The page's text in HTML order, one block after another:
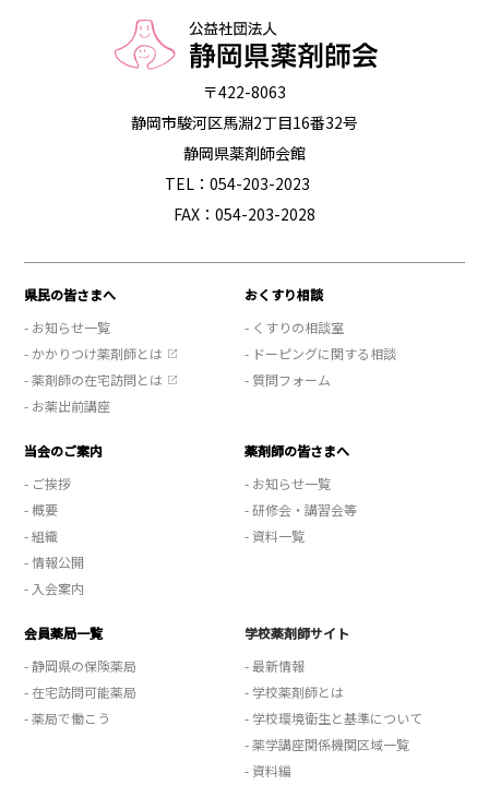
〒422-8063
静岡市駿河区馬淵2丁目16番32号
静岡県薬剤師会館
TEL：054-203-2023
FAX：054-203-2028
県民の皆さまへ
- お知らせ一覧
- かかりつけ薬剤師とは
- 薬剤師の在宅訪問とは
- お薬出前講座
おくすり相談
- くすりの相談室
- ドーピングに関する相談
- 質問フォーム
当会のご案内
- ご挨拶
- 概要
- 組織
- 情報公開
- 入会案内
薬剤師の皆さまへ
- お知らせ一覧
- 研修会・講習会等
- 資料一覧
会員薬局一覧
- 静岡県の保険薬局
- 在宅訪問可能薬局
- 薬局で働こう
学校薬剤師サイト
- 最新情報
- 学校薬剤師とは
- 学校環境衛生と基準について
- 薬学講座関係機関区域一覧
- 資料編